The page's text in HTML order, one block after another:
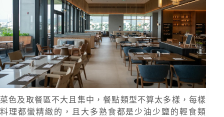
菜色及取餐區不大且集中，餐點類型不算太多樣，每樣
料理都蠻精緻的，且大多熟食都是少油少鹽的輕食類